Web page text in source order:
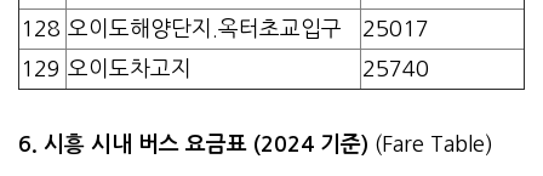
128 오이도해양단지.옥터초교입구
25017
129 오이도차고지 25740
6. 시흥 시내 버스 요금표 (2024 기준) (Fare Table)